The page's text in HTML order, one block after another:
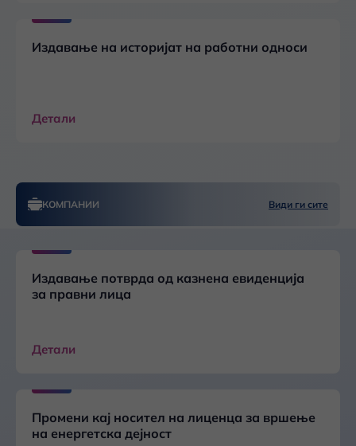
Издавање на историјат на работни односи
Детали
КОМПАНИИ Види ги сите
Издавање потврда од казнена евиденција
за правни лица
Детали
Промени кај носител на лиценца за вршење
на енергетска дејност